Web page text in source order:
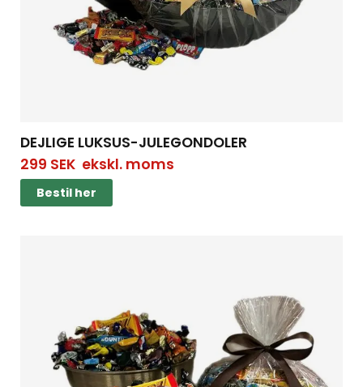
DEJLIGE LUKSUS-JULEGONDOLER
299 SEKekskl. moms
Bestil her